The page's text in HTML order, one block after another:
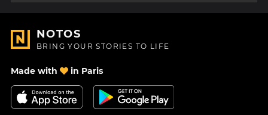
NOTOS
BRING YOUR STORIES TO LIFE
Made with in Paris